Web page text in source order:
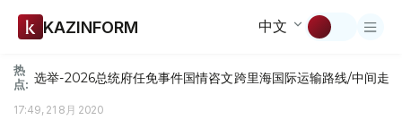
KAZINFORM 中文
热
点: 选举-2026总统府任免事件国情咨文跨里海国际运输路线/中间走廊
17:49, 21 8月 2020